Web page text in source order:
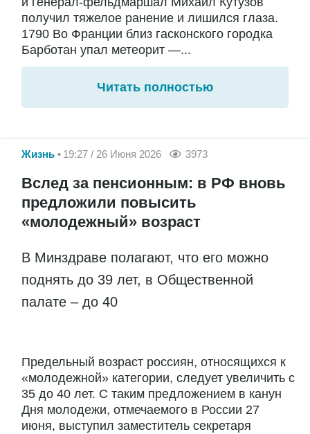
получил тяжелое ранение и лишился глаза.
1790 Во Франции близ гасконского городка
Барботан упал метеорит —...
Читать полностью
Жизнь 19:27 / 26 Июня 2026 3973
Вслед за пенсионным: в РФ вновь
предложили повысить
«молодежный» возраст
В Минздраве полагают, что его можно
поднять до 39 лет, в Общественной
палате – до 40
Предельный возраст россиян, относящихся к
«молодежной» категории, следует увеличить с
35 до 40 лет. С таким предложением в канун
Дня молодежи, отмечаемого в России 27
июня, выступил заместитель секретаря